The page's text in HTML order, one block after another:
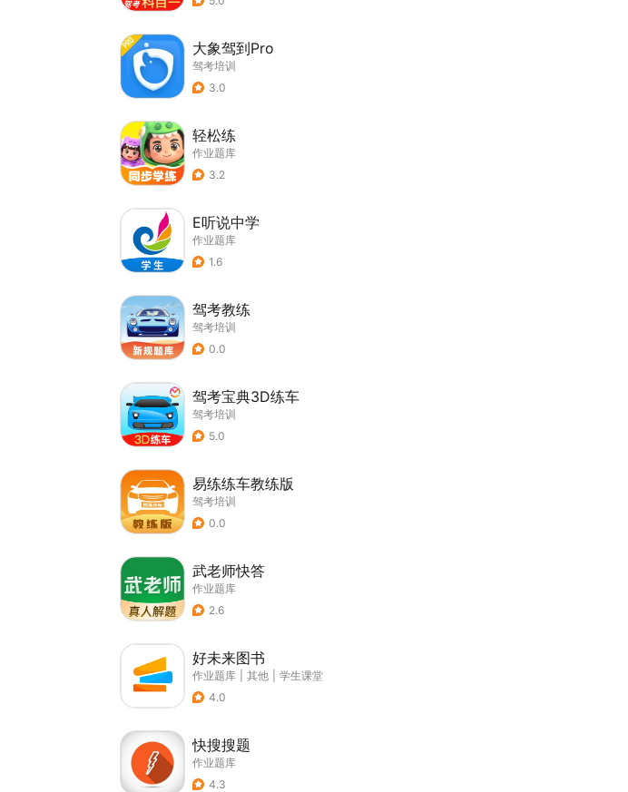
大象驾到Pro
驾考培训
3.0
轻松练
作业题库
3.2
E听说中学
作业题库
1.6
驾考教练
驾考培训
0.0
驾考宝典3D练车
驾考培训
5.0
易练练车教练版
驾考培训
0.0
武老师快答
作业题库
2.6
好未来图书
作业题库 其他
学生课堂
4.0
快搜搜题
作业题库
4.3